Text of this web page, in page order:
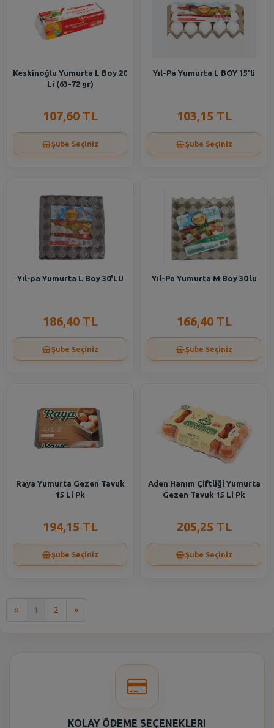
Keskinoğlu Yumurta L Boy 20
Li (63-72 gr)
107,60 TL
Şube Seçiniz
Yıl-Pa Yumurta L BOY 15'li
103,15 TL
Şube Seçiniz
Yıl-pa Yumurta L Boy 30'LU
186,40 TL
Şube Seçiniz
Yıl-Pa Yumurta M Boy 30 lu
166,40 TL
Şube Seçiniz
Raya Yumurta Gezen Tavuk
15 Li Pk
194,15 TL
Şube Seçiniz
Aden Hanım Çiftliği Yumurta
Gezen Tavuk 15 Li Pk
205,25 TL
Şube Seçiniz
« 1 2 »Son
KOLAY ÖDEME SEÇENEKLERI